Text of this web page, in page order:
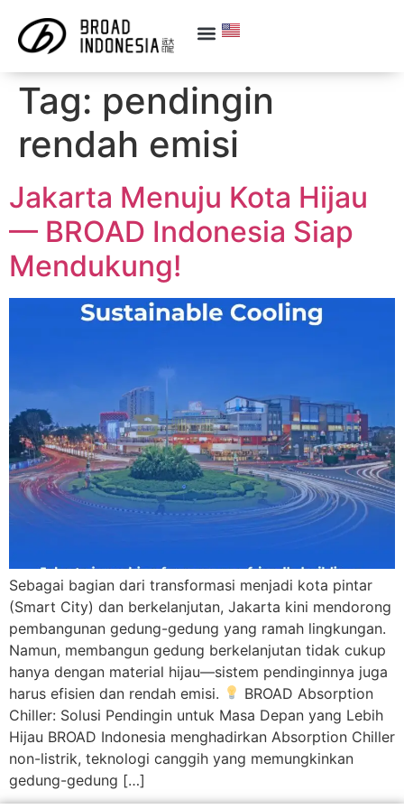
Tag: pendingin
rendah emisi
Jakarta Menuju Kota Hijau
— BROAD Indonesia Siap
Mendukung!
Sebagai bagian dari transformasi menjadi kota pintar
(Smart City) dan berkelanjutan, Jakarta kini mendorong
pembangunan gedung-gedung yang ramah lingkungan.
Namun, membangun gedung berkelanjutan tidak cukup
hanya dengan material hijau—sistem pendinginnya juga
harus efisien dan rendah emisi.
BROAD Absorption
Chiller: Solusi Pendingin untuk Masa Depan yang Lebih
Hijau BROAD Indonesia menghadirkan Absorption Chiller
non-listrik, teknologi canggih yang memungkinkan
gedung-gedung […]